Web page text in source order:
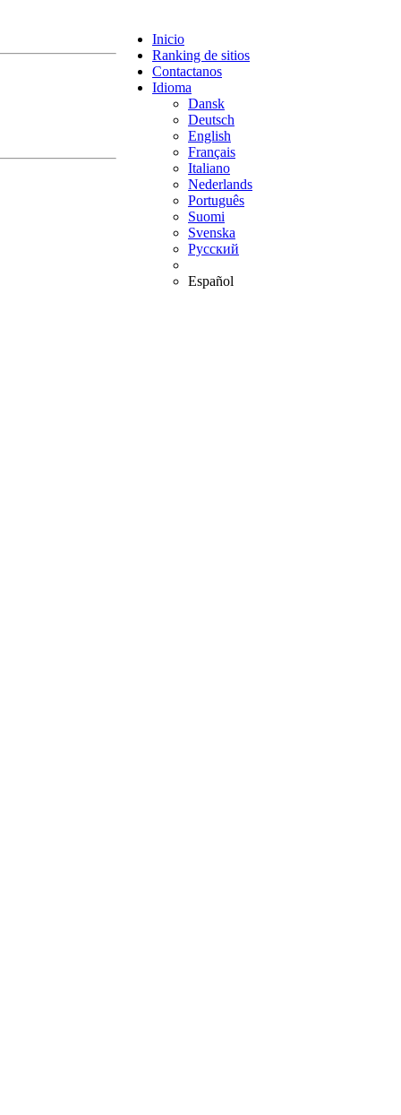
Inicio
Ranking de sitios
Contactanos
Idioma
Dansk
Deutsch
English
Français
Italiano
Nederlands
Português
Suomi
Svenska
Русский
Español